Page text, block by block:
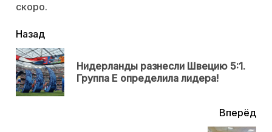
скоро.
читать
еще
Назад
Нидерланды разнесли Швецию 5:1.
Группа E определила лидера!
Вперёд